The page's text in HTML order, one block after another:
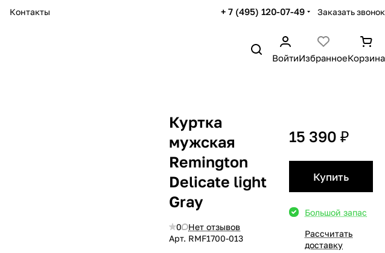
Контакты + 7 (495) 120-07-49 Заказать звонок
ВойтиИзбранноеКорзина
Куртка
мужская
Remington
Delicate light
Gray
0
Нет отзывов
Арт. RMF1700-013
15 390 ₽
Купить
Большой запас
Рассчитать
доставку